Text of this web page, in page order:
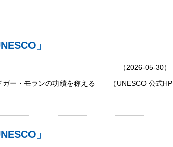
」
（2026-05-30）
ー・モランの功績を称える――（UNESCO 公式HP
」